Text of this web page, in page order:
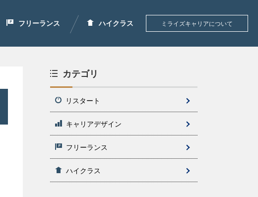
フリーランス ハイクラス ミライズキャリアについて
カテゴリ
リスタート
キャリアデザイン
フリーランス
ハイクラス